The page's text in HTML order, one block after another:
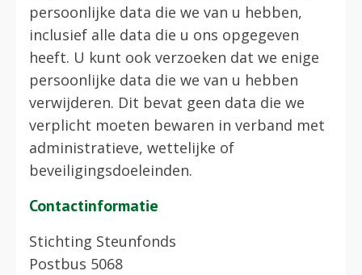
persoonlijke data die we van u hebben,
inclusief alle data die u ons opgegeven
heeft. U kunt ook verzoeken dat we enige
persoonlijke data die we van u hebben
verwijderen. Dit bevat geen data die we
verplicht moeten bewaren in verband met
administratieve, wettelijke of
beveiligingsdoeleinden.
Contactinformatie
Stichting Steunfonds
Postbus 5068